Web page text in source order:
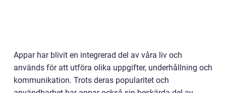
Appar har blivit en integrerad del av våra liv och
används för att utföra olika uppgifter, underhållning och
kommunikation. Trots deras popularitet och